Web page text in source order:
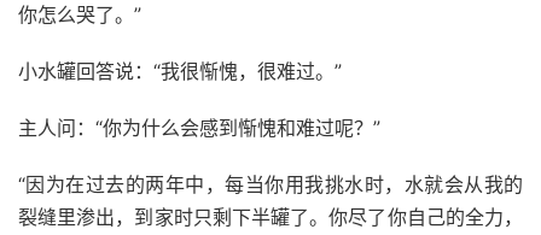
你怎么哭了。”
小水罐回答说：“我很惭愧，很难过。”
主人问：“你为什么会感到惭愧和难过呢？”
“因为在过去的两年中，每当你用我挑水时，水就会从我的
裂缝里渗出，到家时只剩下半罐了。你尽了你自己的全力，